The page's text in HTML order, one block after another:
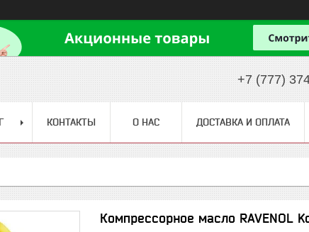
+7 (777)
КОНТАКТЫ О НАС ДОСТАВКА И ОПЛАТА
Компрессорное масло RAVENOL